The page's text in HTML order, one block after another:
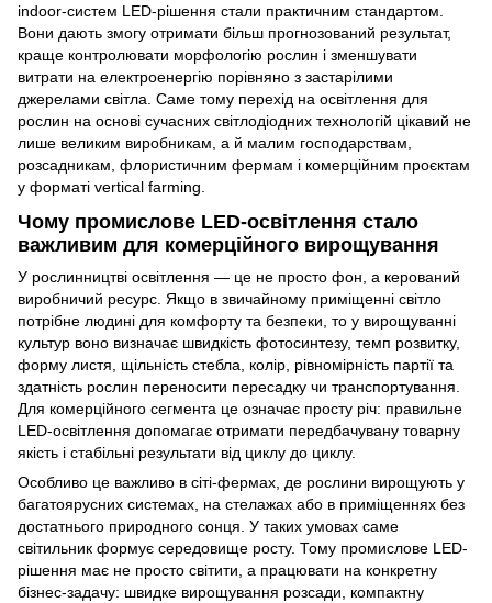
indoor-систем LED-рішення стали практичним стандартом.
Вони дають змогу отримати більш прогнозований результат,
краще контролювати морфологію рослин і зменшувати
витрати на електроенергію порівняно з застарілими
джерелами світла. Саме тому перехід на освітлення для
рослин на основі сучасних світлодіодних технологій цікавий не
лише великим виробникам, а й малим господарствам,
розсадникам, флористичним фермам і комерційним проєктам
у форматі vertical farming.
Чому промислове LED-освітлення стало
важливим для комерційного вирощування
У рослинництві освітлення — це не просто фон, а керований
виробничий ресурс. Якщо в звичайному приміщенні світло
потрібне людині для комфорту та безпеки, то у вирощуванні
культур воно визначає швидкість фотосинтезу, темп розвитку,
форму листя, щільність стебла, колір, рівномірність партії та
здатність рослин переносити пересадку чи транспортування.
Для комерційного сегмента це означає просту річ: правильне
LED-освітлення допомагає отримати передбачувану товарну
якість і стабільні результати від циклу до циклу.
Особливо це важливо в сіті-фермах, де рослини вирощують у
багатоярусних системах, на стелажах або в приміщеннях без
достатнього природного сонця. У таких умовах саме
світильник формує середовище росту. Тому промислове LED-
рішення має не просто світити, а працювати на конкретну
бізнес-задачу: швидке вирощування розсади, компактну